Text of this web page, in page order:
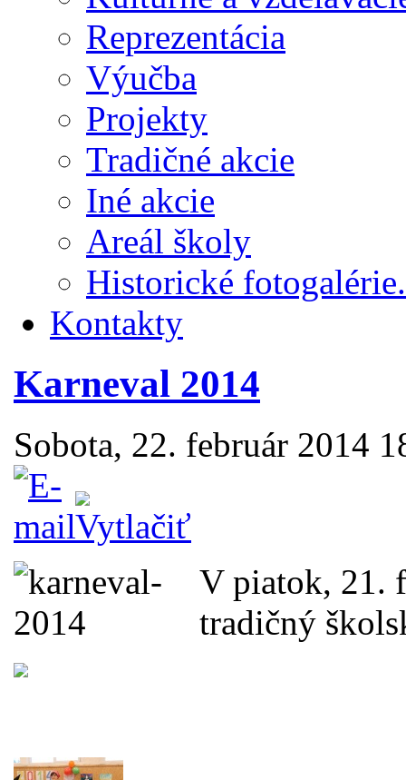
Reprezentácia
Výučba
Projekty
Tradičné akcie
Iné akcie
Areál školy
Historické
Kontakty
Karneval 2014
Sobota, 22. február 2014
V piatok, 21.
tradičný